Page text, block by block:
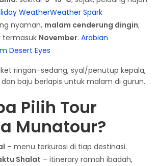
WeatherWeather Spark
nyaman, malam cenderung dingin;
termasuk November. Arabian
Desert Eyes
ringan–sedang, syal/penutup kepala,
baju berlapis untuk malam di gurun.
Pilih Tour
Munatour?
– menu terkurasi di tiap destinasi.
Shalat – itinerary ramah ibadah,